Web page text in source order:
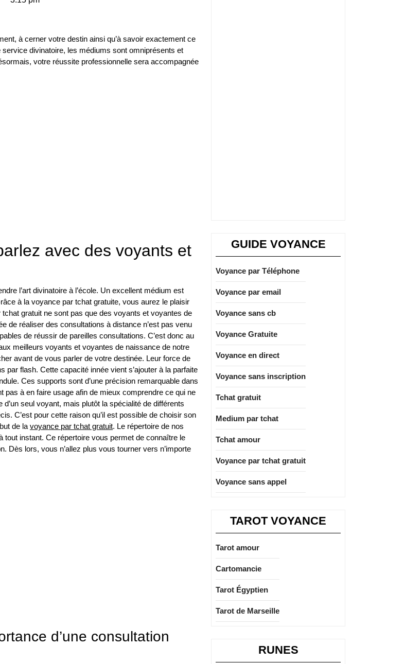
à cerner votre destin ainsi qu’à savoir exactement ce
divinatoire, les médiums sont omniprésents et
votre réussite professionnelle sera accompagnée
avec des voyants et
l’art divinatoire à l’école. Un excellent médium est
à la voyance par tchat gratuite, vous aurez le plaisir
gratuit ne sont pas que des voyants et voyantes de
de réaliser des consultations à distance n’est pas venu
de réussir de pareilles consultations. C’est donc au
meilleurs voyants et voyantes de naissance de notre
avant de vous parler de votre destinée. Leur force de
flash. Cette capacité innée vient s’ajouter à la parfaite
Ces supports sont d’une précision remarquable dans
pas à en faire usage afin de mieux comprendre ce qui ne
seul voyant, mais plutôt la spécialité de différents
C’est pour cette raison qu’il est possible de choisir son
de la voyance par tchat gratuit. Le répertoire de nos
instant. Ce répertoire vous permet de connaître le
Dès lors, vous n’allez plus vous tourner vers n’importe
d’une consultation
GUIDE VOYANCE
Voyance par Téléphone
Voyance par email
Voyance sans cb
Voyance Gratuite
Voyance en direct
Voyance sans inscription
Tchat gratuit
Medium par tchat
Tchat amour
Voyance par tchat gratuit
Voyance sans appel
TAROT VOYANCE
Tarot amour
Cartomancie
Tarot Égyptien
Tarot de Marseille
RUNES